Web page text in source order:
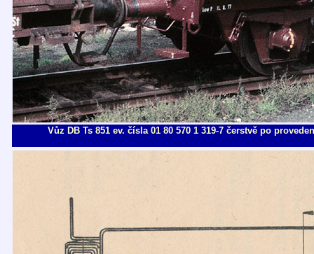
Vůz DB Ts 851 ev. čísla 01 80 570 1 319-7 čerstvě po